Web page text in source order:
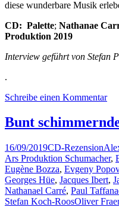
diese wunderbare Musik
CD: Palette; Nathanae
Produktion 2019
Interview geführt von Stefan
.
Schreibe einen Kommentar
Bunt
16/09/2019CD-Rezension
Ars Produktion Schumacher,
Eugène Bozza, Evgeny Popov
Georges Hüe, Jacques Ibert,
Nathanael Carré, Paul
Stefan Koch-RoosOliver